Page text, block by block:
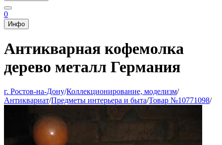
0
Инфо
Антикварная кофемолка
дерево металл Германия
г. Ростов-на-Дону/Коллекционирование, моделизм/
Антиквариат/Предметы интерьера и быта/Товар №10771098/